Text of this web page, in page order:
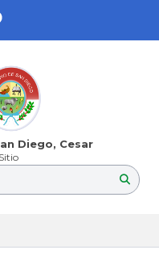
Diego, Cesar